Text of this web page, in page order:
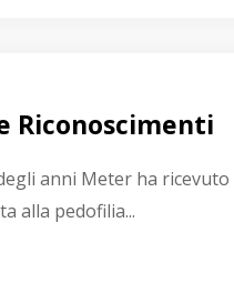
Riconoscimenti
anni Meter ha
alla pedofilia...